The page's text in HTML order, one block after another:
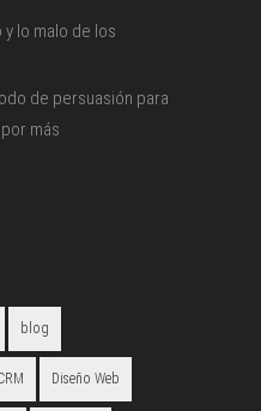
lo malo de los
de persuasión para
más
blog
Diseño Web